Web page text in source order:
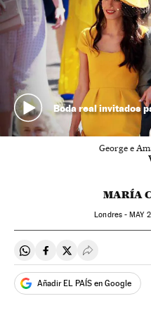
Boda real invitados
George e
MARÍA
Londres -MAY
Compartir en Whatsapp
Compartir en
Compartir en
Desplegar
Añadir EL PAÍS en Google